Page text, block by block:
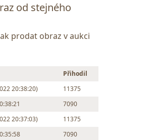
od stejného
prodat obraz v aukci
Přihodil
20:38:20)
11375
7090
20:37:03)
11375
7090